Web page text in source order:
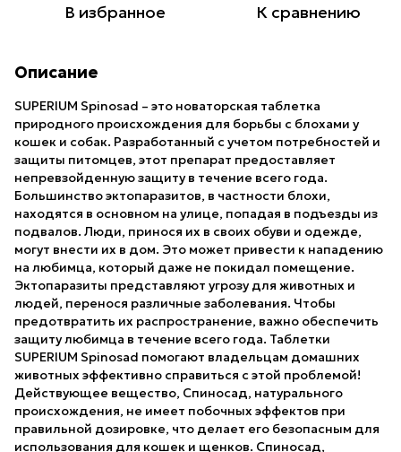
В избранное К сравнению
Описание
SUPERIUM Spinosad – это новаторская таблетка
природного происхождения для борьбы с блохами у
кошек и собак. Разработанный с учетом потребностей и
защиты питомцев, этот препарат предоставляет
непревзойденную защиту в течение всего года.
Большинство эктопаразитов, в частности блохи,
находятся в основном на улице, попадая в подъезды из
подвалов. Люди, принося их в своих обуви и одежде,
могут внести их в дом. Это может привести к нападению
на любимца, который даже не покидал помещение.
Эктопаразиты представляют угрозу для животных и
людей, перенося различные заболевания. Чтобы
предотвратить их распространение, важно обеспечить
защиту любимца в течение всего года. Таблетки
SUPERIUM Spinosad помогают владельцам домашних
животных эффективно справиться с этой проблемой!
Действующее вещество, Спиносад, натурального
происхождения, не имеет побочных эффектов при
правильной дозировке, что делает его безопасным для
использования для кошек и щенков. Спиносад,